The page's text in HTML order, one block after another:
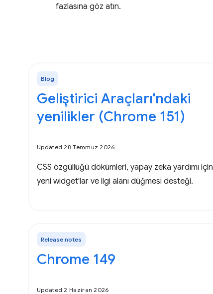
fazlasına göz atın.
Blog
Geliştirici Araçları'ndaki
yenilikler (Chrome 151)
Updated 28 Temmuz 2026
CSS özgüllüğü dökümleri, yapay zeka yardımı için
yeni widget'lar ve ilgi alanı düğmesi desteği.
Release notes
Chrome 149
Updated 2 Haziran 2026